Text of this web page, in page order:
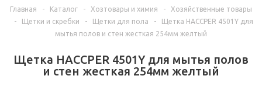
Главная - Каталог - Хозтовары и химия -
Хозяйственные товары
-
Щетки и скребки - Щетки для пола -
Щетка HACCPER 4501Y для
мытья полов и стен жесткая 254мм желтый
Щетка HACCPER 4501Y для мытья полов
и стен жесткая 254мм желтый